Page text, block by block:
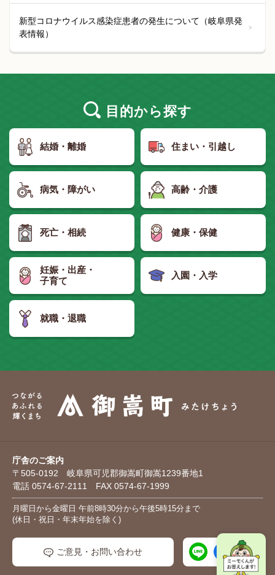
新型コロナウイルス感染症患者の発生について（岐阜県発
表情報）
目的から探す
結婚・離婚 住まい・引越し
病気・障がい 高齢・介護
死亡・相続 健康・保健
妊娠・出産・
子育て
入園・入学
就職・退職
庁舎のご案内
〒505-0192 岐阜県可児郡御嵩町御嵩1239番地1
電話 0574-67-2111 FAX 0574-67-1999
月曜日から金曜日 午前8時30分から午後5時15分まで
(休日・祝日・年末年始を除く)
ご意見・お問い合わせ